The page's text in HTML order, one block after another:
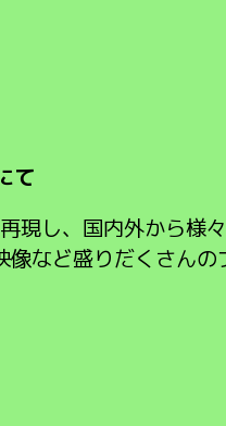
て
し、国内外から様々
など盛りだくさん